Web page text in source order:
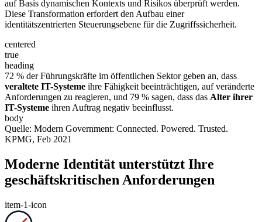
auf Basis dynamischen Kontexts und Risikos überprüft werden.
Diese Transformation erfordert den Aufbau einer
identitätszentrierten Steuerungsebene für die Zugriffssicherheit.
centered
true
heading
72 % der Führungskräfte im öffentlichen Sektor geben an, dass
veraltete IT-Systeme ihre Fähigkeit beeinträchtigen, auf veränderte
Anforderungen zu reagieren, und 79 % sagen, dass das Alter ihrer
IT-Systeme ihren Auftrag negativ beeinflusst.
body
Quelle: Modern Government: Connected. Powered. Trusted.
KPMG, Feb 2021
Moderne Identität unterstützt Ihre
geschäftskritischen Anforderungen
item-1-icon